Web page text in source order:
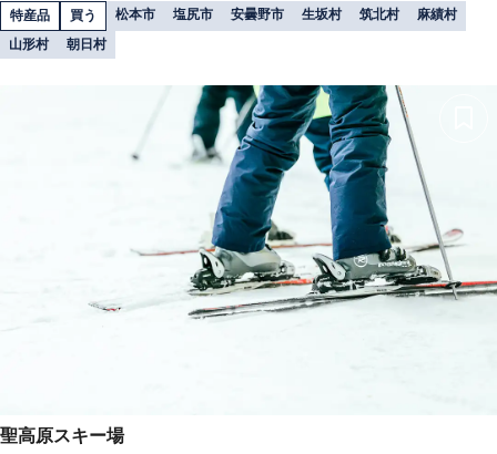
特産品 買う 松本市 塩尻市 安曇野市 生坂村 筑北村
麻績村
山形村
朝日村
聖高原スキー場